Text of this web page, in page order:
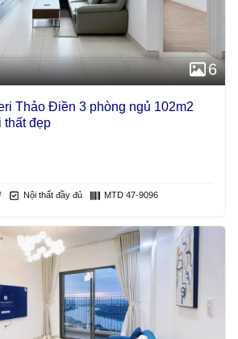
6
Thảo Điền 3 phòng ngủ 102m2
thất đẹp
Nội thất đầy đủ MTD 47-9096